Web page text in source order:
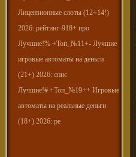
Лицензионные слоты (12+14!)
2026: рейтинг-918+ про
Лучшие!% +Топ_№11+- Лучшие
игровые автоматы на деньги
(21+) 2026: спис
Лучшие!# +Топ_№19++ Игровые
автоматы на реальные деньги
(18+) 2026: ре